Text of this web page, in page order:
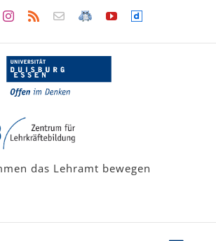
Instagram
Rss Newsletter
LehramtsWiki
YouTubeDailymotion
das Lehramt bewegen